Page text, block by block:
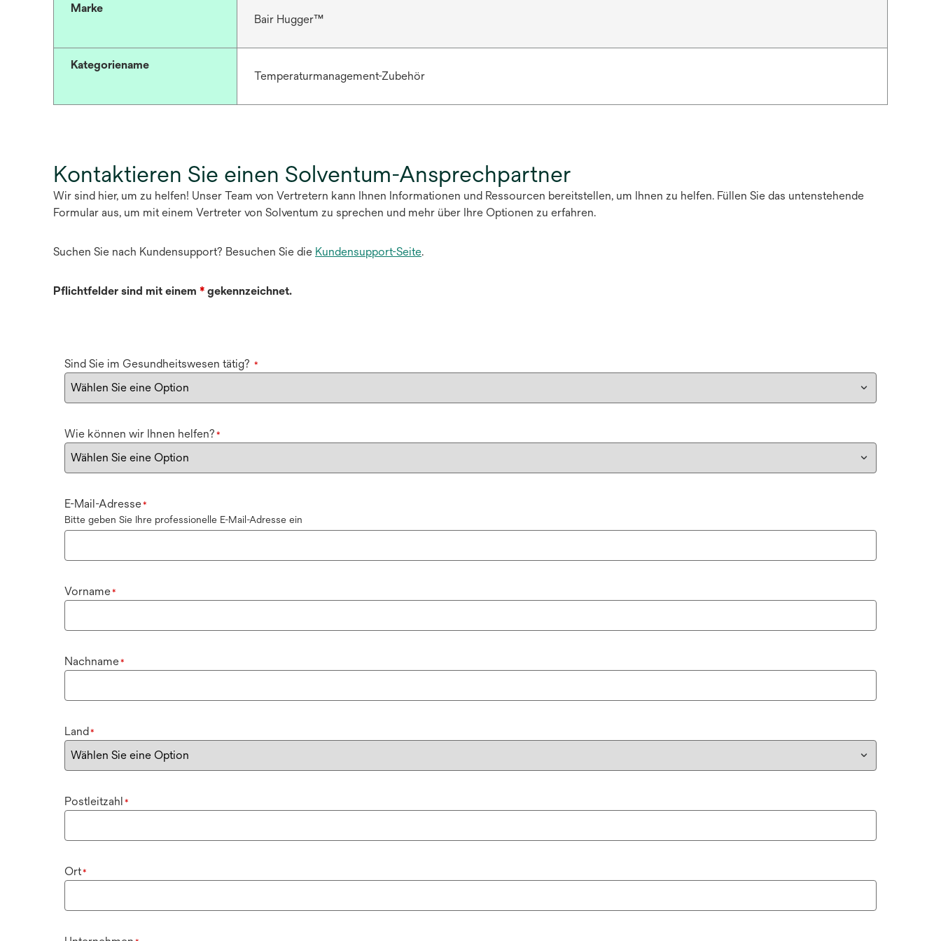
Marke
Bair Hugger™
Kategoriename
Temperaturmanagement-Zubehör
Kontaktieren Sie einen Solventum-Ansprechpartner
Wir sind hier, um zu helfen! Unser Team von Vertretern kann Ihnen Informationen und Ressourcen bereitstellen, um Ihnen zu helfen. Füllen Sie das untenstehende
Formular aus, um mit einem Vertreter von Solventum zu sprechen und mehr über Ihre Optionen zu erfahren.
Suchen Sie nach Kundensupport? Besuchen Sie die Kundensupport-Seite.
Pflichtfelder sind mit einem * gekennzeichnet.
Sind Sie im Gesundheitswesen tätig? *
Wie können wir Ihnen helfen? *
E-Mail-Adresse*
Bitte geben Sie Ihre professionelle E-Mail-Adresse ein
Vorname*
Nachname*
Land*
Postleitzahl *
Ort*